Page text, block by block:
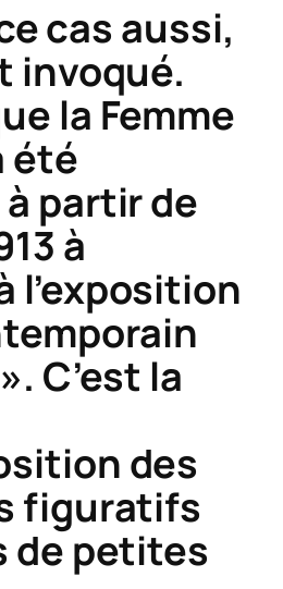
cas aussi,
invoqué.
la Femme
été
partir de
à
l’exposition
C’est la
des
figuratifs
de petites